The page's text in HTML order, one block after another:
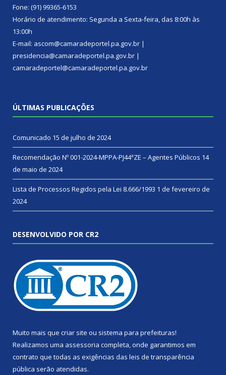
Fone: (91) 99365-6153
Horário de atendimento: Segunda a Sexta-feira, das 8:00h às
13:00h
E-mail: ascom@camaradeportel.pa.gov.br |
presidencia@camaradeportel.pa.gov.br |
camaradeportel@camaradeportel.pa.gov.br
ÚLTIMAS PUBLICAÇÕES
Comunicado 15 de julho de 2024
Recomendação Nº 001-2024-MPPA-PJ44ªZE – Agentes Públicos 14
de maio de 2024
Lista de Processos Regidos pela Lei 8.666/1993 1 de fevereiro de
2024
DESENVOLVIDO POR CR2
Muito mais que criar site ou sistema para prefeituras!
Realizamos uma assessoria completa, onde garantimos em
contrato que todas as exigências das leis de transparência
pública serão atendidas.